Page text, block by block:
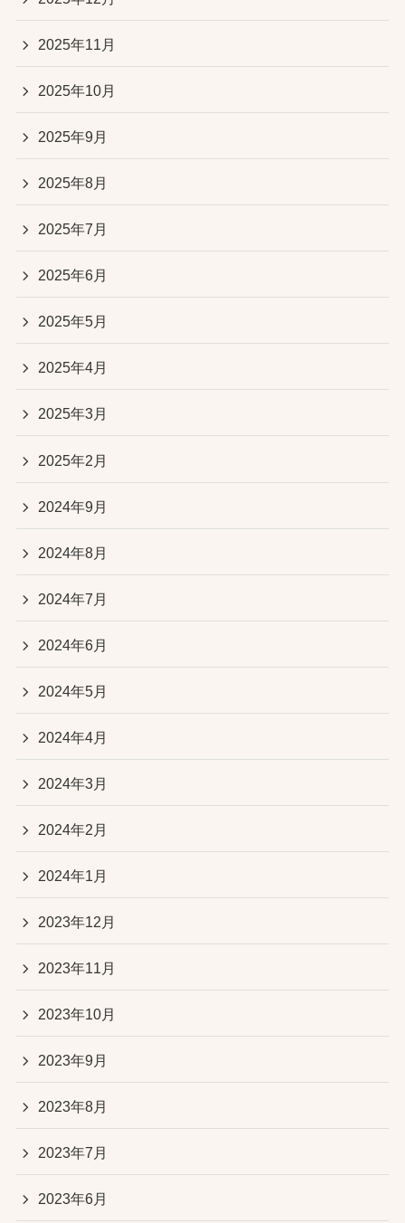
2025年11月
2025年10月
2025年9月
2025年8月
2025年7月
2025年6月
2025年5月
2025年4月
2025年3月
2025年2月
2024年9月
2024年8月
2024年7月
2024年6月
2024年5月
2024年4月
2024年3月
2024年2月
2024年1月
2023年12月
2023年11月
2023年10月
2023年9月
2023年8月
2023年7月
2023年6月